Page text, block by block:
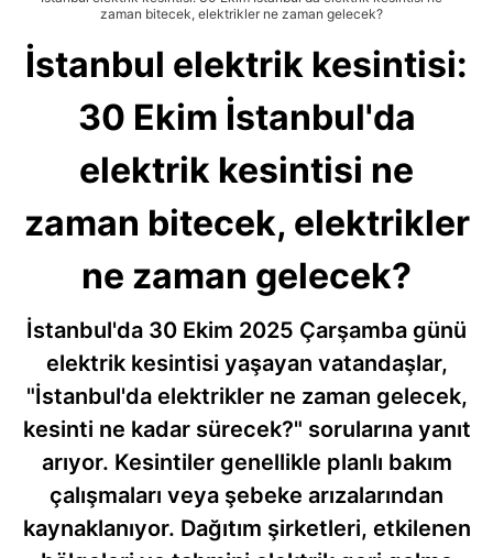
zaman bitecek, elektrikler ne zaman gelecek?
İstanbul elektrik kesintisi:
30 Ekim İstanbul'da
elektrik kesintisi ne
zaman bitecek, elektrikler
ne zaman gelecek?
İstanbul'da 30 Ekim 2025 Çarşamba günü
elektrik kesintisi yaşayan vatandaşlar,
"İstanbul'da elektrikler ne zaman gelecek,
kesinti ne kadar sürecek?" sorularına yanıt
arıyor. Kesintiler genellikle planlı bakım
çalışmaları veya şebeke arızalarından
kaynaklanıyor. Dağıtım şirketleri, etkilenen